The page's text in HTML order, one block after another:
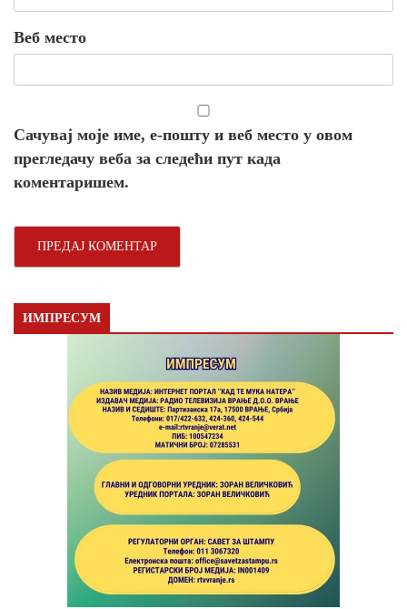
Веб место
Сачувај моје име, е-пошту и веб место у овом
прегледачу веба за следећи пут када
коментаришем.
ИМПРЕСУМ